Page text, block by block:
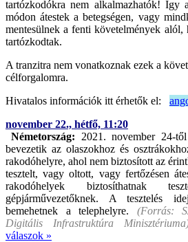
tartózkodókra nem alkalmazhatók! Így
módon átestek a betegségen, vagy
mentesülnek a fenti követelmények alól,
tartózkodtak.
A tranzitra nem vonatkoznak ezek a
célforgalomra.
Hivatalos információk itt érhetők el:
november 22., hétfő, 11:20
Németország: 2021. november 24-
bevezetik az olaszokhoz és
rakodóhelyre, ahol nem biztosított az
tesztelt, vagy oltott, vagy fertőzésen
rakodóhelyek biztosíthatnak
gépjárművezetőknek. A tesztelés
bemehetnek a telephelyre. (Forrás:
Digitális Infrastruktúra
válaszok »